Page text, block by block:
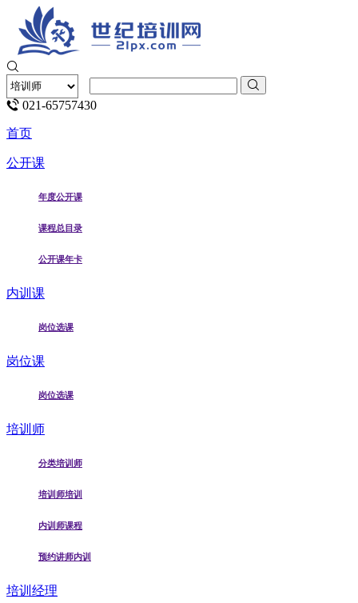
021-65757430
首页
公开课
年度公开课
课程总目录
公开课年卡
内训课
岗位选课
岗位课
岗位选课
培训师
分类培训师
培训师培训
内训师课程
预约讲师内训
培训经理